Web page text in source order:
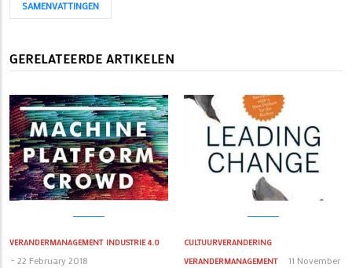
SAMENVATTINGEN
GERELATEERDE ARTIKELEN
VERANDERMANAGEMENT INDUSTRIE 4.0
22 February 2018
CULTUURVERANDERING
VERANDERMANAGEMENT
11 November